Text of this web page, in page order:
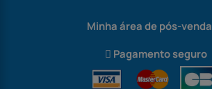
Minha área de pós-venda
Pagamento seguro